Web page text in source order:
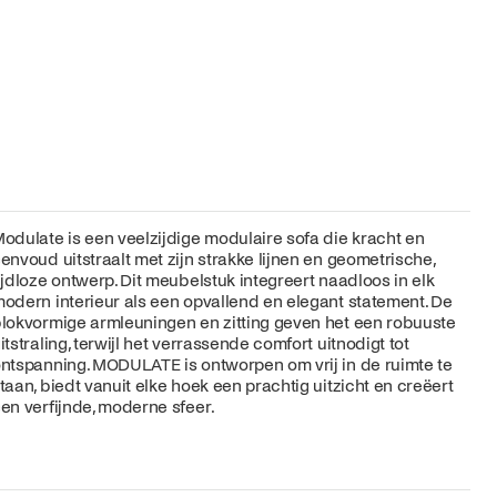
is een veelzijdige modulaire sofa die kracht en
uitstraalt met zijn strakke lijnen en geometrische,
ontwerp. Dit meubelstuk integreert naadloos in elk
interieur als een opvallend en elegant statement. De
armleuningen en zitting geven het een robuuste
terwijl het verrassende comfort uitnodigt tot
MODULATE is ontworpen om vrij in de ruimte te
biedt vanuit elke hoek een prachtig uitzicht en creëert
verfijnde, moderne sfeer.